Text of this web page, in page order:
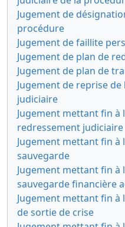
Jugement de
procédure
Jugement de faillite
Jugement de plan de
Jugement de plan de
Jugement de reprise
judiciaire
Jugement mettant fin à
redressement judiciaire
Jugement mettant fin à
sauvegarde
Jugement mettant fin à
sauvegarde financière
Jugement mettant fin
de sortie de crise